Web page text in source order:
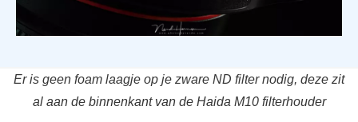
Er is geen foam laagje op je zware ND filter nodig, deze zit
al aan de binnenkant van de Haida M10 filterhouder